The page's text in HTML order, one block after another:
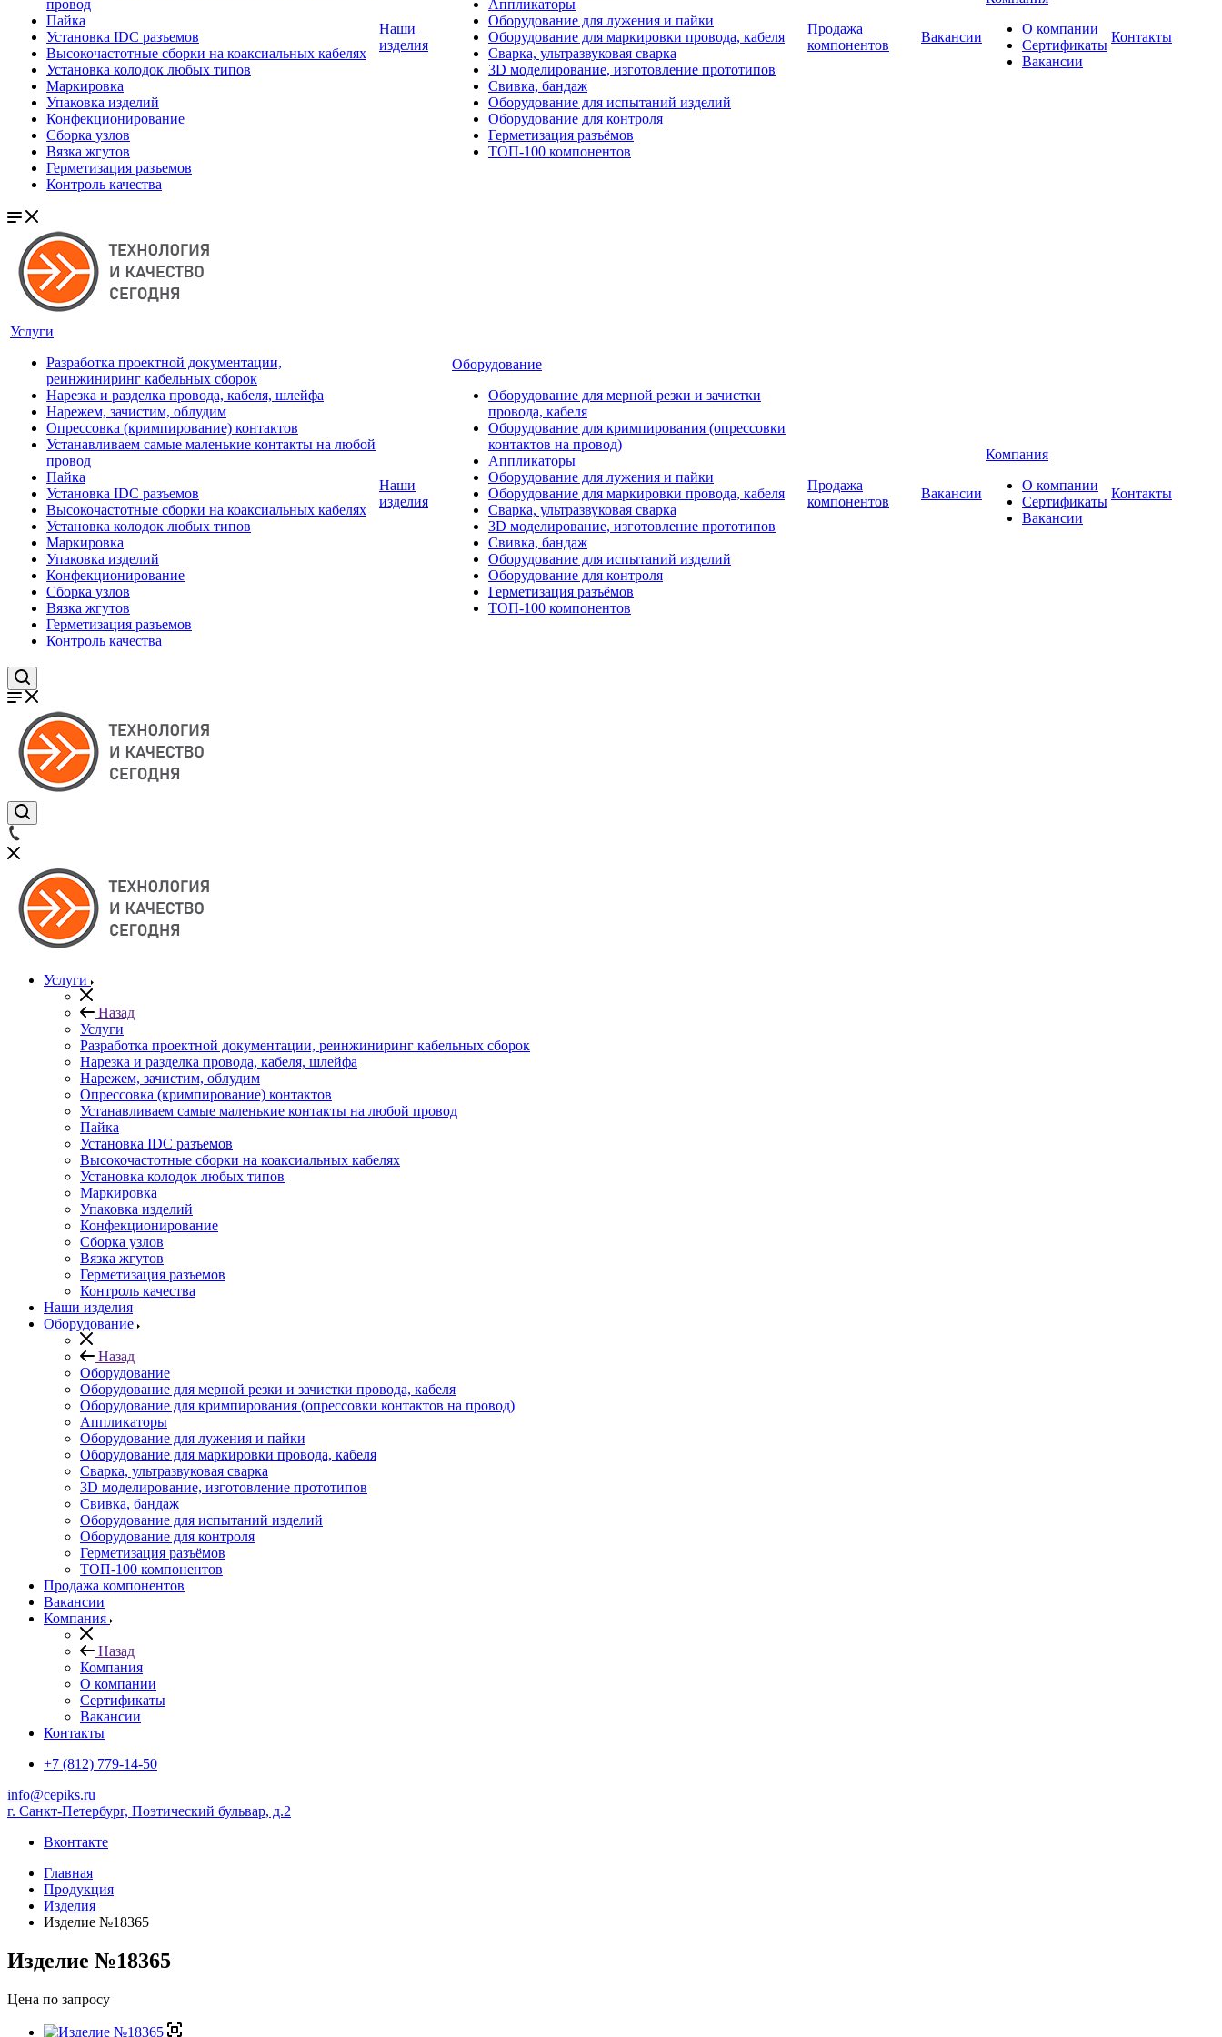
провод
Пайка
Установка IDC разъемов
Высокочастотные сборки на коаксиальных кабелях
Установка колодок любых типов
Маркировка
Упаковка изделий
Конфекционирование
Сборка узлов
Вязка жгутов
Герметизация разъемов
Контроль качества
Наши
изделия
Аппликаторы
Оборудование для лужения и пайки
Оборудование для маркировки провода, кабеля
Сварка, ультразвуковая сварка
3D моделирование, изготовление прототипов
Свивка, бандаж
Оборудование для испытаний изделий
Оборудование для контроля
Герметизация разъёмов
ТОП-100 компонентов
Продажа
компонентов
Вакансии
О компании
Сертификаты
Вакансии
Контакты
Услуги
Разработка проектной документации,
реинжиниринг кабельных сборок
Нарезка и разделка провода, кабеля, шлейфа
Нарежем, зачистим, облудим
Опрессовка (кримпирование) контактов
Устанавливаем самые маленькие контакты на любой
провод
Пайка
Установка IDC разъемов
Высокочастотные сборки на коаксиальных кабелях
Установка колодок любых типов
Маркировка
Упаковка изделий
Конфекционирование
Сборка узлов
Вязка жгутов
Герметизация разъемов
Контроль качества
Наши
изделия
Оборудование
Оборудование для мерной резки и зачистки
провода, кабеля
Оборудование для кримпирования (опрессовки
контактов на провод)
Аппликаторы
Оборудование для лужения и пайки
Оборудование для маркировки провода, кабеля
Сварка, ультразвуковая сварка
3D моделирование, изготовление прототипов
Свивка, бандаж
Оборудование для испытаний изделий
Оборудование для контроля
Герметизация разъёмов
ТОП-100 компонентов
Продажа
компонентов
Вакансии
Компания
О компании
Сертификаты
Вакансии
Контакты
Услуги
Назад
Услуги
Разработка проектной документации, реинжиниринг кабельных сборок
Нарезка и разделка провода, кабеля, шлейфа
Нарежем, зачистим, облудим
Опрессовка (кримпирование) контактов
Устанавливаем самые маленькие контакты на любой провод
Пайка
Установка IDC разъемов
Высокочастотные сборки на коаксиальных кабелях
Установка колодок любых типов
Маркировка
Упаковка изделий
Конфекционирование
Сборка узлов
Вязка жгутов
Герметизация разъемов
Контроль качества
Наши изделия
Оборудование
Назад
Оборудование
Оборудование для мерной резки и зачистки провода, кабеля
Оборудование для кримпирования (опрессовки контактов на провод)
Аппликаторы
Оборудование для лужения и пайки
Оборудование для маркировки провода, кабеля
Сварка, ультразвуковая сварка
3D моделирование, изготовление прототипов
Свивка, бандаж
Оборудование для испытаний изделий
Оборудование для контроля
Герметизация разъёмов
ТОП-100 компонентов
Продажа компонентов
Вакансии
Компания
Назад
Компания
О компании
Сертификаты
Вакансии
Контакты
+7 (812) 779-14-50
info@cepiks.ru
г. Санкт-Петербург, Поэтический бульвар, д.2
Вконтакте
Главная
Продукция
Изделия
Изделие №18365
Изделие №18365
Цена по запросу